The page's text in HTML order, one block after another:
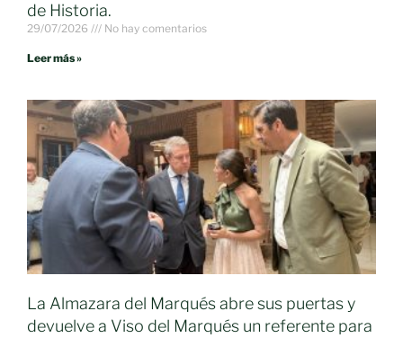
de Historia.
29/07/2026 No hay comentarios
Leer más »
La Almazara del Marqués abre sus puertas y
devuelve a Viso del Marqués un referente para